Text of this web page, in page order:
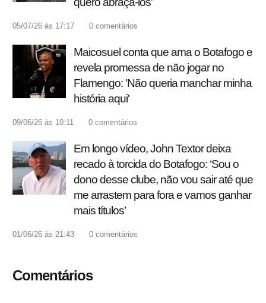
05/07/26 às 17:17 0 comentários
Maicosuel conta que ama o Botafogo e
revela promessa de não jogar no
Flamengo: 'Não queria manchar minha
história aqui'
09/06/26 às 10:11 0 comentários
Em longo vídeo, John Textor deixa
recado à torcida do Botafogo: ‘Sou o
dono desse clube, não vou sair até que
me arrastem para fora e vamos ganhar
mais títulos’
01/06/26 às 21:43 0 comentários
Comentários